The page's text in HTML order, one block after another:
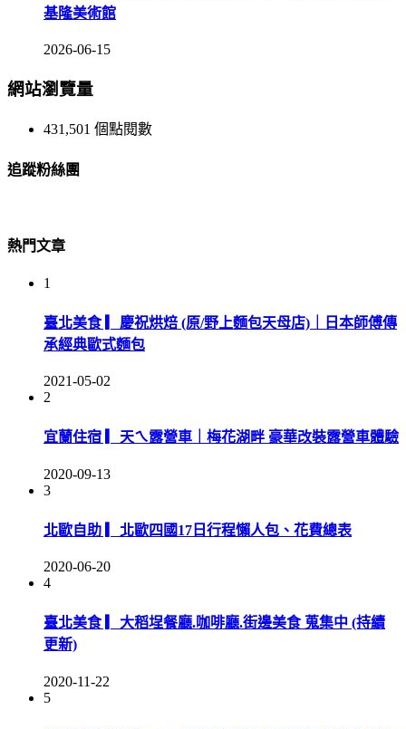
基隆美術館
2026-06-15
網站瀏覽量
431,501 個點閱數
追蹤粉絲團
熱門文章
1
臺北美食 ▎慶祝烘焙 (原/野上麵包天母店)｜日本師傅傳
承經典歐式麵包
2021-05-02
2
宜蘭住宿 ▎天ㄟ露營車｜梅花湖畔 豪華改裝露營車體驗
2020-09-13
3
北歐自助 ▎北歐四國17日行程懶人包、花費總表
2020-06-20
4
臺北美食 ▎大稻埕餐廳.咖啡廳.街邊美食 蒐集中 (持續
更新)
2020-11-22
5